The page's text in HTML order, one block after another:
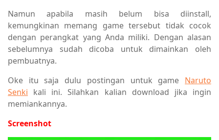
Namun apabila masih belum bisa diinstall,
kemungkinan memang game tersebut tidak cocok
dengan perangkat yang Anda miliki. Dengan alasan
sebelumnya sudah dicoba untuk dimainkan oleh
pembuatnya.
Oke itu saja dulu postingan untuk game Naruto
Senki kali ini. Silahkan kalian download jika ingin
memiankannya.
Screenshot